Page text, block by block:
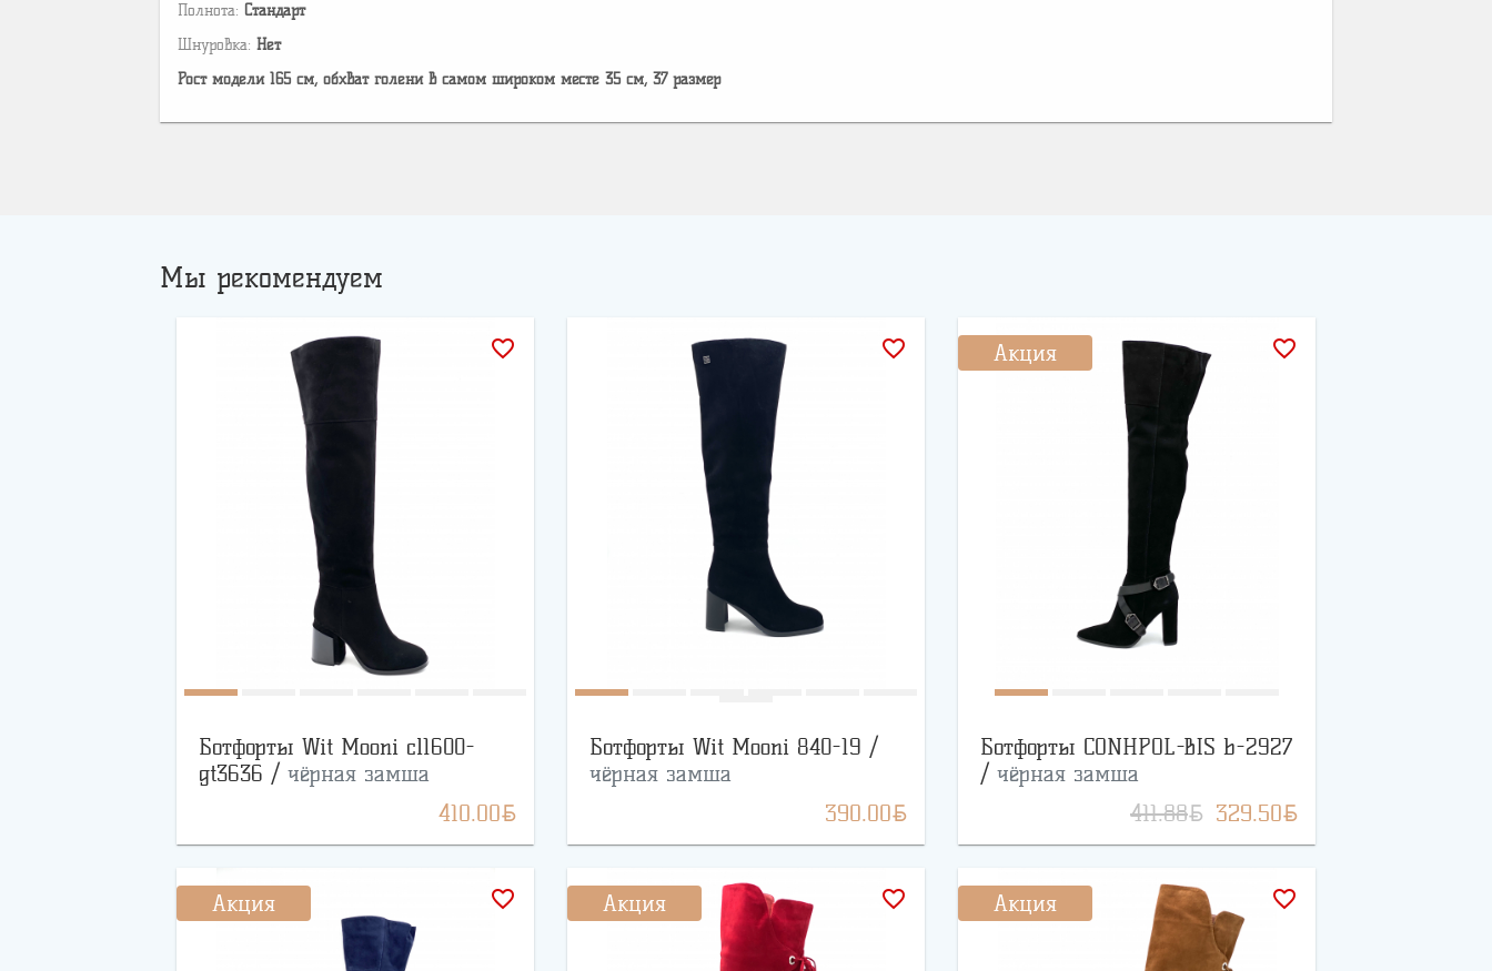
Полнота: Стандарт
Шнуровка: Нет
Рост модели 165 см, обхват голени в самом широком месте 35 см, 37 размер
Мы рекомендуем
favorite_border
Ботфорты Wit Mooni cl1600-
gt3636 / чёрная замша
410.00BYN
favorite_border
Ботфорты Wit Mooni 840-19 /
чёрная замша
390.00BYN
Акция favorite_border
Ботфорты CONHPOL-BIS b-2927
/ чёрная замша
411.88BYN 329.50BYN
Акция favorite_border Акция favorite_border Акция favorite_border